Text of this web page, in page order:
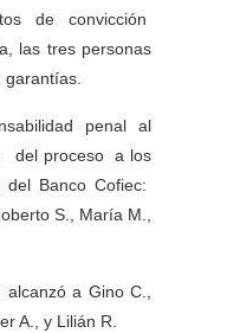
de convicción
las tres personas
penal al
del proceso a los
del Banco Cofiec:
S., María M.,
a Gino C.,
A., y Lilián R.